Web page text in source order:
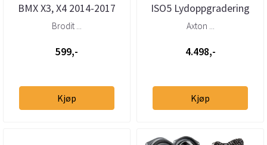
BMX X3, X4 2014-2017
Senter
Brodit ...
599,-
Kjøp
ISO5 Lydoppgradering
BMW Plug & Play DSP
Axton ...
4.498,-
Kjøp